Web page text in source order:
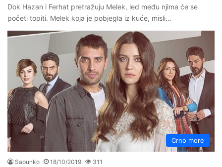
Dok Hazan i Ferhat pretražuju Melek, led među njima će se
početi topiti. Melek koja je pobjegla iz kuće, misli…
Crno more
Sapunko 18/10/2019 311